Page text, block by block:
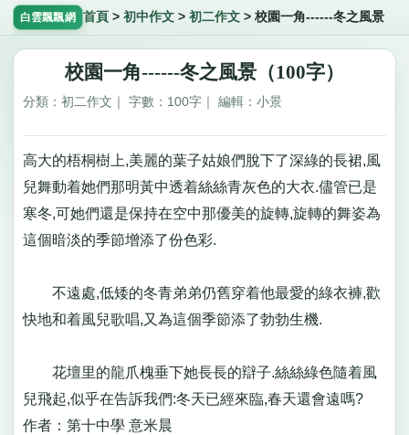
白雲飄飄網 首頁 > 初中作文> 初二作文> 校園一角------冬之風景
校園一角------冬之風景（100字）
分類：初二作文｜ 字數：100字｜ 編輯：小景
高大的梧桐樹上,美麗的葉子姑娘們脫下了深綠的長裙,風
兒舞動着她們那明黃中透着絲絲青灰色的大衣.儘管已是
寒冬,可她們還是保持在空中那優美的旋轉,旋轉的舞姿為
這個暗淡的季節增添了份色彩.
不遠處,低矮的冬青弟弟仍舊穿着他最愛的綠衣褲,歡
快地和着風兒歌唱,又為這個季節添了勃勃生機.
花壇里的龍爪槐垂下她長長的辯子.絲絲綠色隨着風
兒飛起,似乎在告訴我們:冬天已經來臨,春天還會遠嗎?
作者：第十中學 意米晨